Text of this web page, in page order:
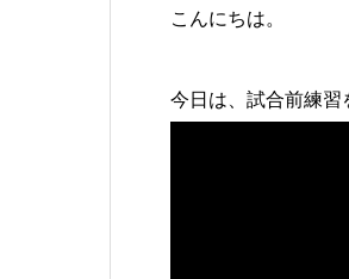
こんにちは。
今日は、試合前練習